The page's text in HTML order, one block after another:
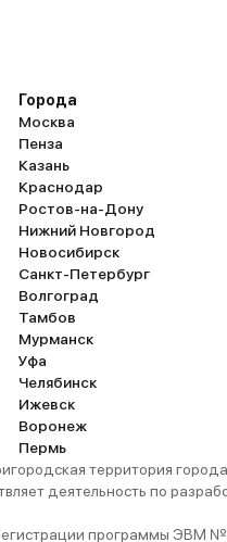
Города
Москва
Пенза
Казань
Краснодар
Ростов-на-Дону
Нижний Новгород
Новосибирск
Санкт-Петербург
Волгоград
Тамбов
Мурманск
Уфа
Челябинск
Ижевск
Воронеж
Пермь
территория
по
программы ЭВМ